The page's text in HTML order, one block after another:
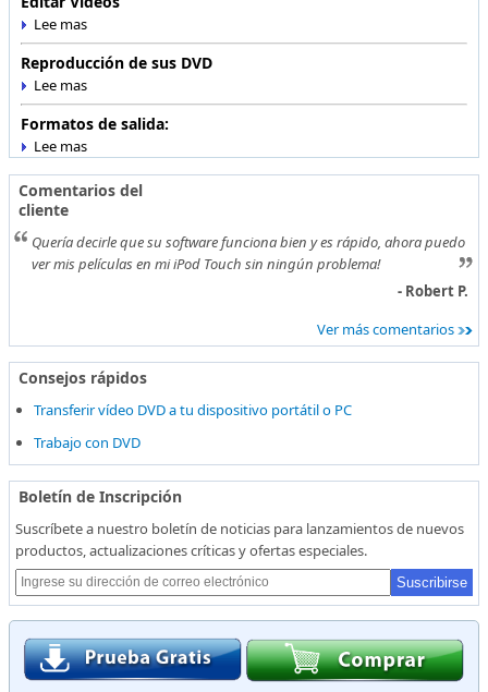
Reproducción de sus DVD
Formatos de salida:
Comentarios del
cliente
Quería decirle que su software funciona bien y es rápido, ahora puedo
ver mis películas en mi iPod Touch sin ningún problema!
- Robert P.
Ver más comentarios
Consejos rápidos
Transferir vídeo DVD a tu dispositivo portátil o PC
Trabajo con DVD
Boletín de Inscripción
Suscríbete a nuestro boletín de noticias para lanzamientos de nuevos
productos, actualizaciones críticas y ofertas especiales.